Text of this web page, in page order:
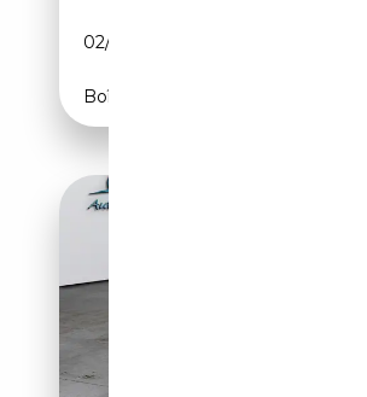
02/2025
Boîte automatique